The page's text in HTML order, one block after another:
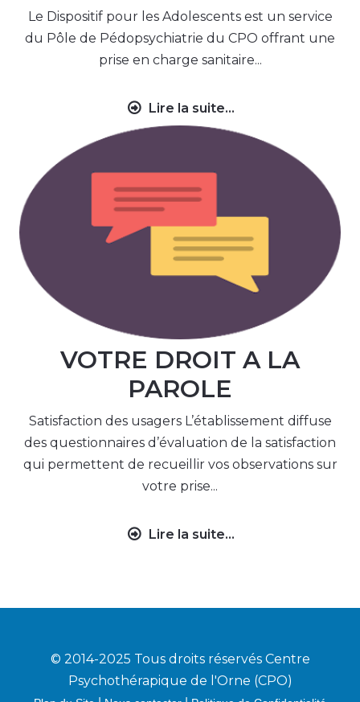
Le Dispositif pour les Adolescents est un service
du Pôle de Pédopsychiatrie du CPO offrant une
prise en charge sanitaire...
Lire la suite...
VOTRE DROIT A LA
PAROLE
Satisfaction des usagers L’établissement diffuse
des questionnaires d’évaluation de la satisfaction
qui permettent de recueillir vos observations sur
votre prise...
Lire la suite...
© 2014-2025 Tous droits réservés Centre
Psychothérapique de l'Orne (CPO)